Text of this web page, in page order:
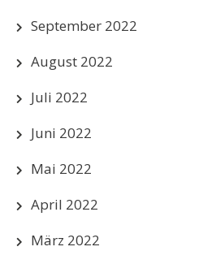
September 2022
August 2022
Juli 2022
Juni 2022
Mai 2022
April 2022
März 2022